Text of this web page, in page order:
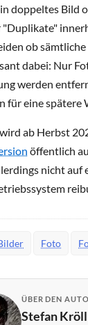
doppeltes Bild
ob
dabei: Nur
werden
für eine spätere
ab Herbst
öffentlich
nicht auf
Foto
ÜBER DEN
Stefan Kröll